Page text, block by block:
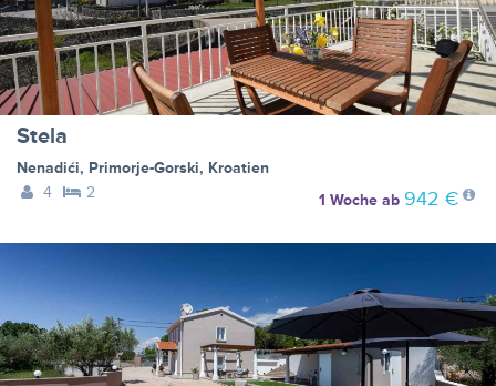
Stela
Nenadići, Primorje-Gorski, Kroatien
4
2 1 Wocheab 942 €